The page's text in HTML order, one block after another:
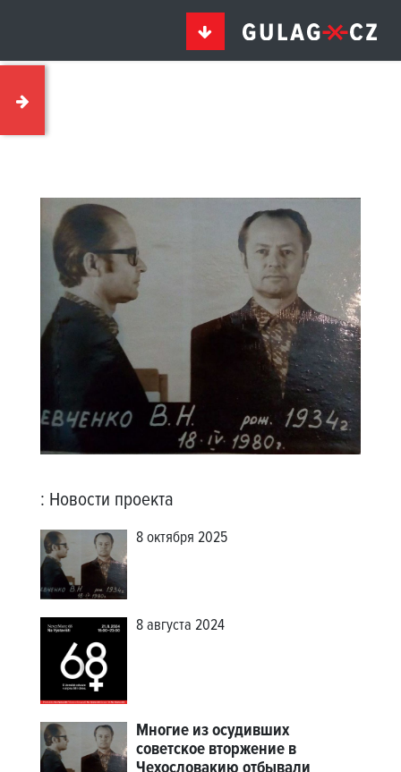
: Новости проекта
8 октября 2025
8 августа 2024
Многие из осудивших
советское вторжение в